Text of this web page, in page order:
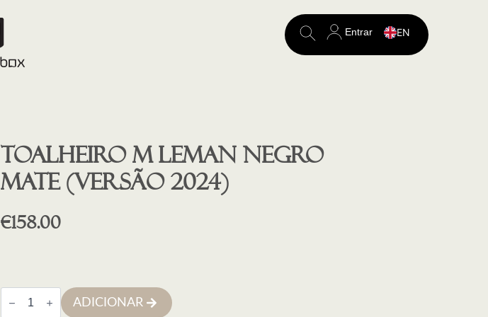
Search
Entrar EN
Toalheiro M LEMAN negro
mate (versão 2024)
€158.00
Quantidade
de
Toalheiro
ADICIONAR